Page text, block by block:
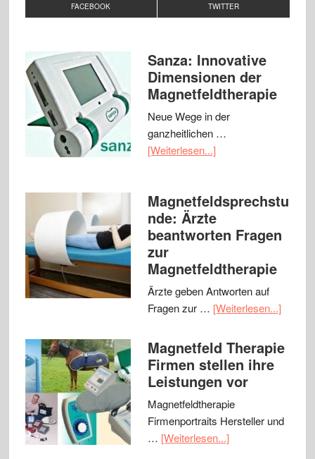
FACEBOOK TWITTER
Sanza: Innovative
Dimensionen der
Magnetfeldtherapie
Neue Wege in der
ganzheitlichen …
[Weiterlesen...]
Magnetfeldsprechstu
nde: Ärzte
beantworten Fragen
zur
Magnetfeldtherapie
Ärzte geben Antworten auf
Fragen zur … [Weiterlesen...]
Magnetfeld Therapie
Firmen stellen ihre
Leistungen vor
Magnetfeldtherapie
Firmenportraits Hersteller und
… [Weiterlesen...]